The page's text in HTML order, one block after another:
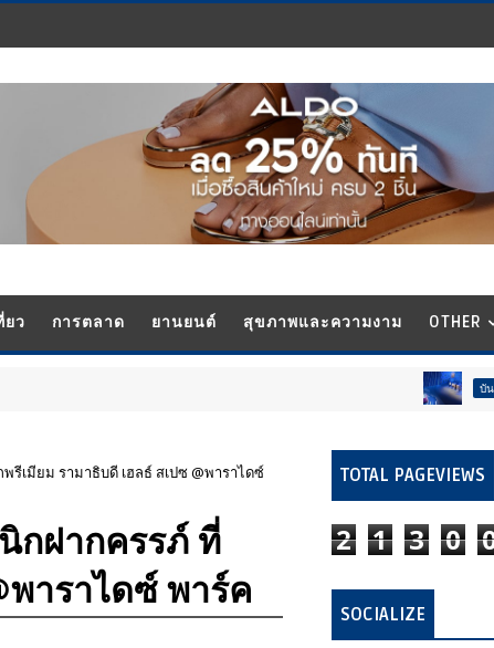
ยว การตลาด ยานยนต์ สุขภาพและความงาม OTHER
“เทียน-
มียม รามาธิบดี เฮลธ์ สเปซ @พาราไดซ์
กฝากครรภ์ ที่
พาราไดซ์ พาร์ค
TOTAL PAGEVIEWS
2 1 3 0
SOCIALIZE